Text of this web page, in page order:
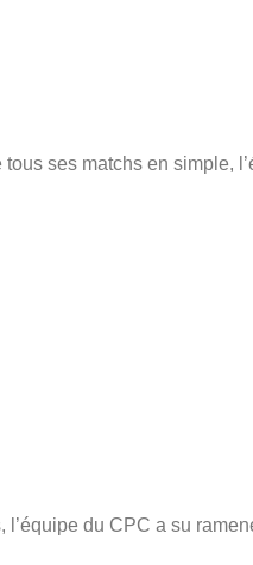
ses matchs en
du CPC a su